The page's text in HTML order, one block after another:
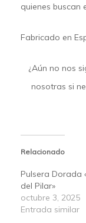
quienes buscan
Fabricado en
¿Aún no nos
nosotras si
Relacionado
Pulsera Dorada
del Pilar»
octubre 3, 2025
Entrada similar